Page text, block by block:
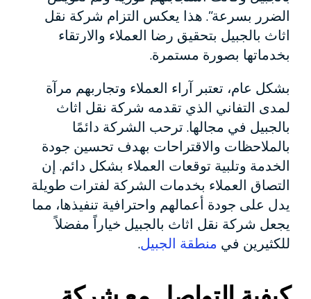
الضرر بسرعة”. هذا يعكس التزام شركة نقل
اثاث بالجبيل بتحقيق رضا العملاء والارتقاء
بخدماتها بصورة مستمرة.
بشكل عام، تعتبر آراء العملاء وتجاربهم مرآة
لمدى التفاني الذي تقدمه شركة نقل اثاث
بالجبيل في مجالها. ترحب الشركة دائمًا
بالملاحظات والاقتراحات بهدف تحسين جودة
الخدمة وتلبية توقعات العملاء بشكل دائم. إن
التصاق العملاء بخدمات الشركة لفترات طويلة
يدل على جودة أعمالهم واحترافية تنفيذها، مما
يجعل شركة نقل اثاث بالجبيل خياراً مفضلاً
للكثيرين في منطقة الجبيل.